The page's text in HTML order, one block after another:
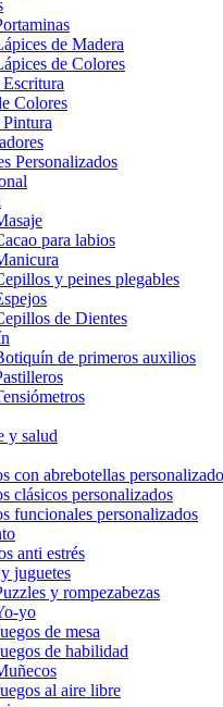
de Madera
de Colores
Escritura
Colores
Pintura
Personalizados
para labios
y peines plegables
de Dientes
de primeros auxilios
y salud
con abrebotellas
clásicos personalizados
funcionales personalizados
anti estrés
juguetes
y rompezabezas
yo
de mesa
de habilidad
al aire libre